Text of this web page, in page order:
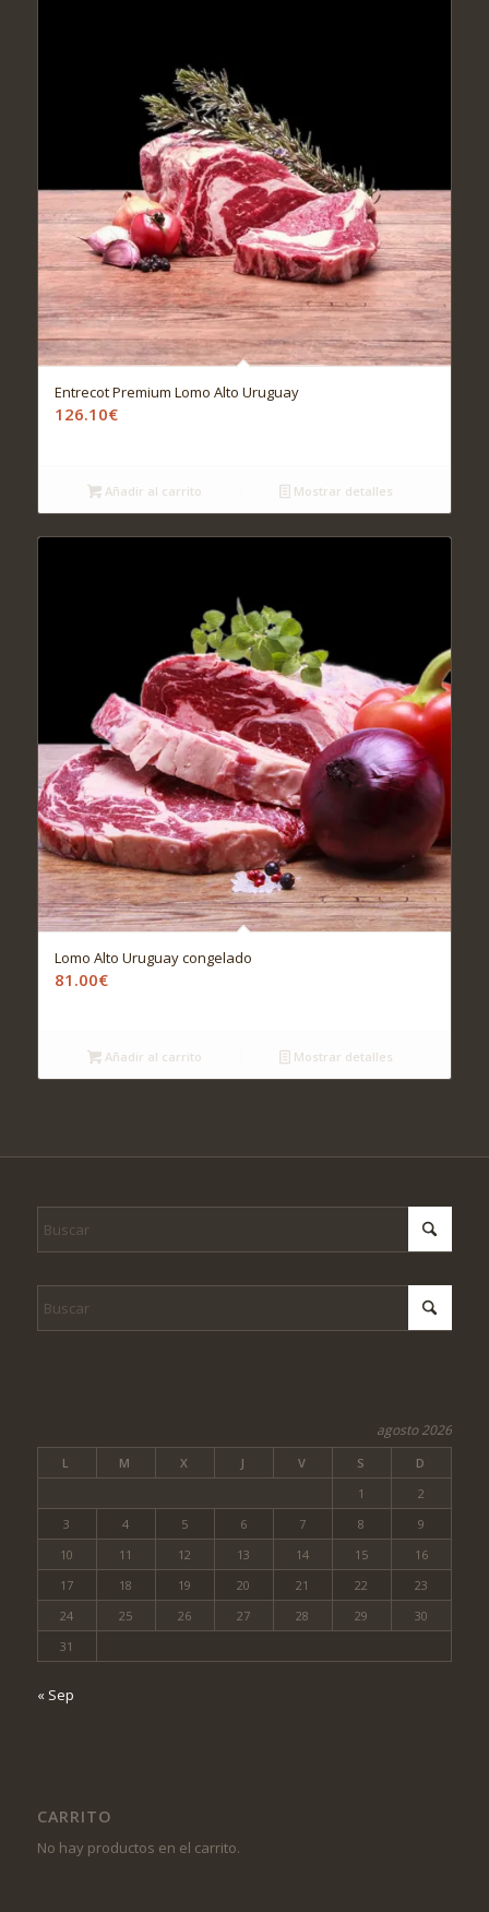
Entrecot Premium Lomo Alto Uruguay
126.10€
Añadir al carrito Mostrar detalles
Lomo Alto Uruguay congelado
81.00€
Añadir al carrito Mostrar detalles
agosto 2026
L M X J V S
D
1
2
3
4 5 6 7 8
9
10
11 12 13 14 15
16
17
18 19 20 21 22
23
24
25 26 27 28 29
30
31
« Sep
CARRITO
No hay productos en el carrito.